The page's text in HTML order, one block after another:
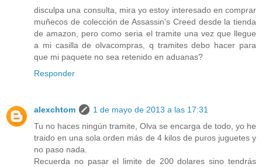
disculpa una consulta, mira yo estoy interesado en comprar
muñecos de colección de Assassin's Creed desde la tienda
de amazon, pero como seria el tramite una vez que llegue
a mi casilla de olvacompras, q tramites debo hacer para
que mi paquete no sea retenido en aduanas?
Responder
alexchtom
1 de mayo de 2013 a las 17:31
Tu no haces ningún tramite, Olva se encarga de todo, yo he
traido en una sola orden más de 4 kilos de puros juguetes y
no paso nada.
Recuerda no pasar el limite de 200 dolares sino tendrás